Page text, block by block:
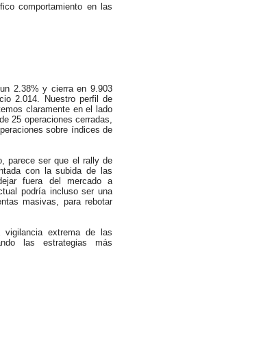
comportamiento en las
2.38% y cierra en 9.903
2.014. Nuestro perfil de
claramente en el lado
25 operaciones cerradas,
sobre índices de
parece ser que el rally de
con la subida de las
fuera del mercado a
podría incluso ser una
masivas, para rebotar
extrema de las
las estrategias más